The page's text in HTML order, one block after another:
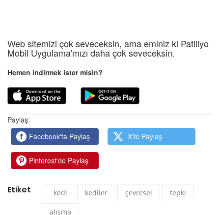
Web sitemizi çok seveceksin, ama eminiz ki Patiliyo
Mobil Uygulama'mızı daha çok seveceksin.
Hemen indirmek ister misin?
Paylaş:
Facebook'ta Paylaş
X'te Paylaş
Pinterest'de Paylaş
Etiket kedi kediler çevresel tepki
alışma